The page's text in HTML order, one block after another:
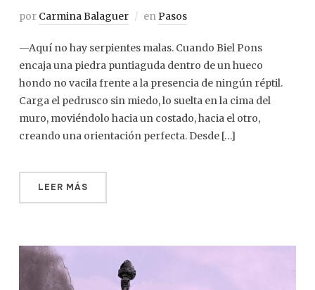
por Carmina Balaguer en Pasos
—Aquí no hay serpientes malas. Cuando Biel Pons
encaja una piedra puntiaguda dentro de un hueco
hondo no vacila frente a la presencia de ningún réptil.
Carga el pedrusco sin miedo, lo suelta en la cima del
muro, moviéndolo hacia un costado, hacia el otro,
creando una orientación perfecta. Desde […]
LEER MÁS